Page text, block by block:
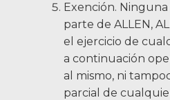
Exención.
parte de ALLEN,
el ejercicio de
a continuación
al mismo, ni
parcial de